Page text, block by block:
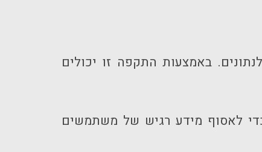
באמצעות התקפה זו יכולים
לאסוף מידע רגיש של משתמשים